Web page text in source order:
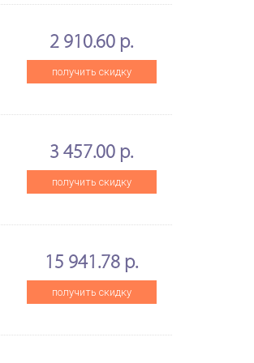
2 910.60 р.
получить скидку
3 457.00 р.
получить скидку
15 941.78 р.
получить скидку